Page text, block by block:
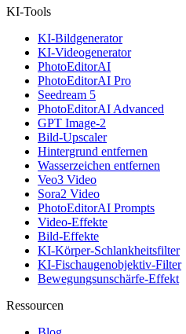
KI-Tools
KI-Bildgenerator
KI-Videogenerator
PhotoEditorAI
PhotoEditorAI Pro
Seedream 5
PhotoEditorAI Advanced
GPT Image-2
Bild-Upscaler
Hintergrund entfernen
Wasserzeichen entfernen
Veo3 Video
Sora2 Video
PhotoEditorAI Prompts
Video-Effekte
Bild-Effekte
KI-Körper-Schlankheitsfilter
KI-Fischaugenobjektiv-Filter
Bewegungsunschärfe-Effekt
Ressourcen